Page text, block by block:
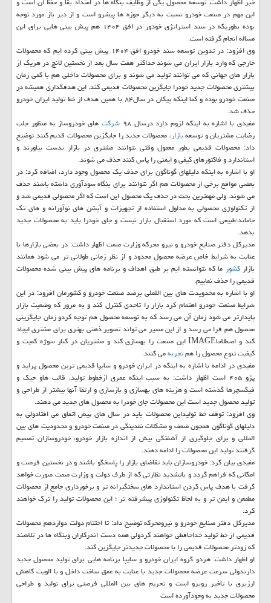
این مهم در صنعت خودرو نسبت به دیگر حوزه ها پیشرو است و از دیر باز مورد توجه
بوده بطوریكه در سند استراتژی خودور در افق ۱۴۰۴ هم پیش بینی هایی برای این
مساله انجام گرفته است.
وی افزود: در تدوین توسعه سند خودرو افق ۱۴۰۴ پیش بینی كرده ایم كه محصولات
خارجی كه وارد بازار ایران می شوند حداكثر هفت سال بعد از نخستین لانچ در هریك از
بازار های جهانی كه می توانند تولید می شوند و برای محصولات داخلی هم با كمی زمان
بیشتری محصولات جدید خودرا جایگزین محصولات قدیمی كند. این هدفگذاری همیشه در
صنعت خودرو بوده و كما اینكه پیكان در سال۸۴ با همین هدف از خط تولید ایران خودرو
حذف شد.
مفیدی با اشاره به اینكه لزوم دارد درسال ۹۸
شركت های خودروساز به منظور جلب
رضایت مشتریان و توسعهبازار، محصولات جدید را جایگزین محصولات قدیم كنند توضیح
داد: محصولات قدیمی بطور معمول وقتی نتوانند مشتری در بازار بدست بیاورند و
استاندارد و فاكتورهای كیفی و ایمنی را پاس كنند حذف می شوند.
او با اشاره به اینكه دلیلهای گوناگون برای حذف یك محصول وجود دارد، اضافه كرد: در
بعضی مواقع برخی از محصولات هم اگر نتوانند برای بنگاه سودآوری داشته باشند حذف
می شوند. ولی مهمترین بحث در حذف یك محصول این است كه اگر محصولی قدیمی شد و
از تكنولوژی محصولی به مدلول استفاده از تجهیزات و آپشن های نوآورانه و های تك
جاماند؛طبیعی است كه مورد استقبال بازار نیست و جای خودرا باید به محصولات جدید
بدهد.
مدیركل دفتر صنایع خودرو و نیرو محركه وزارت صمت اظهار داشت: در بعضی بازارها با
عنایت به شرایط خاص عرضه محصول محدود و از نظر زمانی طولانی تر می شود همانند
بازاركشور ما كه نتوانسته ایم بر طبق اهداف و برنامه های پیش بینی شده محصولات
قدیمی را حذف نماییم.
او با اشاره به محدویدت های بین اللملی برضد صنعت خودرو و كشورمان افزود: در این
شرایط صنعت خودرو اهتمام كرد بازار را تاحدی كنترل كند و به مرور كه وضعیت بازار
پایدارتر می شود زمان آن می رسد كه به توسعه محصول هم توجه كردو زمان جایگزینی
محصول هم فرا می رسد و از این مسیر می تواند تصویر ذهنی بهتری برای مشتری ایجاد
كند و اصطلاحاIMAGE این صنعت را بهسازی كند و مشتریان در كنار سوژه كمیت و
كیفیت تنوع محصول را همتجربهمی كنند.
مفیدی در ادامه با اشاره به اینكه در ایران خودرو و سایپا قدیمی ترین محصول پراید و
پژو ۴۰۵ است اظهار داشت: به سبب اینكه عمری ازخطوط تولید، قالب هاو جیك و
فیكسچرها گذشته است و هزینه های بهسازی و بازسازی و ارتقا آنها بیشتر از طراحی و
تولید محصول جدید است این محصولات جای خودرا به محصول های جدید می دهند.
وی افزود: توقف خط تولیداین محصولات باید در سال های پیش اتفاق می افتادولی به
دلیلهای گوناگون همچون ضعف و مشكلات نقدینگی در صنعت خودرو و محدودیت های بین
المللی و برای جلوگیری از آشفتگی بیش از اندازه بازار خودرو، خودروسازان تصمیم
گرفتند تولید این محصولات را ادامه دهند.
مفیدی بیان كرد: خودروسازان باید تقاضای بازار را پاسخگو باشند و در نخستین فرصت و
امكانی كه فراهم گردد و باتشدید نظارتی كه از طرف دولت و وزارت صمت صورت خواهد
گرفت با هدف پاس كردن استاندارد های سختگیرانه تر و برخورداری جامع از محصولات
مطمعن و ایمن تر و به لحاظ تكنولوژی پیشرفته تر ؛ این محصولات تولید را ترك خواهند
كرد.
مدیركل دفتر صنایع خودرو و نیرومحركه توضیح داد: تا اختتام دولت دوازدهم محصولات
قدیمی از خط تولید خداحافظی خواهند كردولی همه دست اندركاران وبنگاه ها در تلاشند
كه زودتر محصولات قدیمی را با محصولات جدیدتر جایگزین كند.
او اظهار داشت: هردو گروه ایران خودرو و سایپا برنامه هایی برای تولید محصول جدید
دارندولی سرعت عرضه محصولات جدید با عنایت به عمق ساخت داخل و با الویت كاهش
ارزبری با تاخیر روبرو است و تحریم های بین المللی فرصتی برای تولید و طراحی
محصولات جدید به وجودآورده است